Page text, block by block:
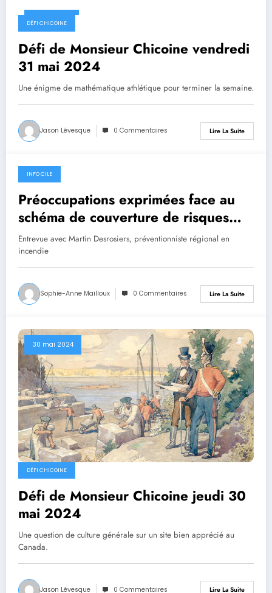
31 mai 2024
DÉFI CHICOINE
Défi de Monsieur Chicoine vendredi
31 mai 2024
Une énigme de mathématique athlétique pour terminer la semaine.
Jason Lévesque 0 Commentaires Lire La Suite
30 mai 2024
INFO CILE
Préoccupations exprimées face au
schéma de couverture de risques
révisé en sécurité incendie
Entrevue avec Martin Desrosiers, préventionniste régional en
incendie
Sophie-Anne Mailloux 0 Commentaires Lire La Suite
30 mai 2024
DÉFI CHICOINE
Défi de Monsieur Chicoine jeudi 30
mai 2024
Une question de culture générale sur un site bien apprécié au
Canada.
Jason Lévesque 0 Commentaires Lire La Suite